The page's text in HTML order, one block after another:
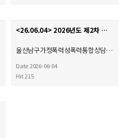
<26.06.04> 2026년도 제2차 운영위원회
울산남구가정폭력성폭력통합상담…
Date 2026-06-04
Hit 215